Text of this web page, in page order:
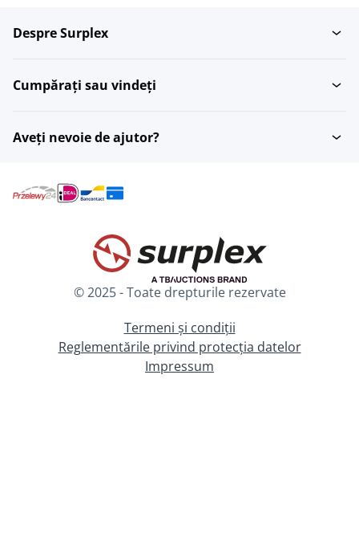
Despre Surplex
Cumpărați sau vindeți
Aveți nevoie de ajutor?
© 2025 - Toate drepturile rezervate
Termeni și condiții
Reglementările privind protecția datelor
Impressum